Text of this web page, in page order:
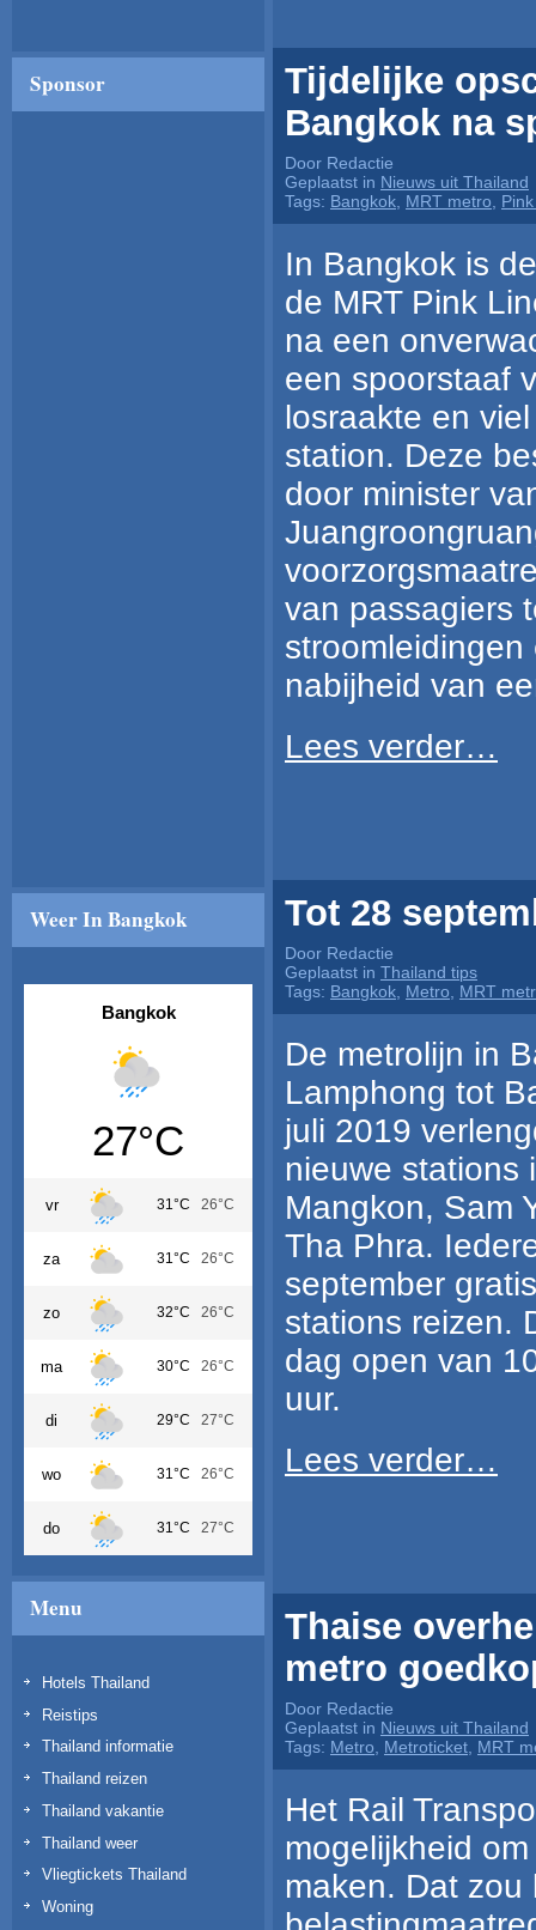
Sponsor
Weer In Bangkok
Bangkok
27°C
vr 31°C 26°C
za 31°C 26°C
zo 32°C 26°C
ma 30°C 26°C
di 29°C 27°C
wo 31°C 26°C
do 31°C 27°C
Menu
Hotels Thailand
Reistips
Thailand informatie
Thailand reizen
Thailand vakantie
Thailand weer
Vliegtickets Thailand
Woning
Tijdelijke
Bangkok na
Door Redactie
Geplaatst in Nieuws uit Thailand
Tags: Bangkok MRT metro
In Bangkok is
de MRT Pink
na een
een spoorstaaf
losraakte en
station. Deze
door minister
van passagiers
nabijheid van
Lees verder…
Tot 28
Door Redactie
Geplaatst in Thailand tips
Tags: Bangkok Metro MRT
De metrolijn in
Lamphong tot
juli 2019
nieuwe stations
Mangkon, Sam
Tha Phra.
september
stations reizen.
dag open van
uur.
Lees verder…
Thaise
metro
Door Redactie
Geplaatst in Nieuws uit Thailand
Tags: Metro Metroticket MRT
Het Rail
mogelijkheid
maken. Dat